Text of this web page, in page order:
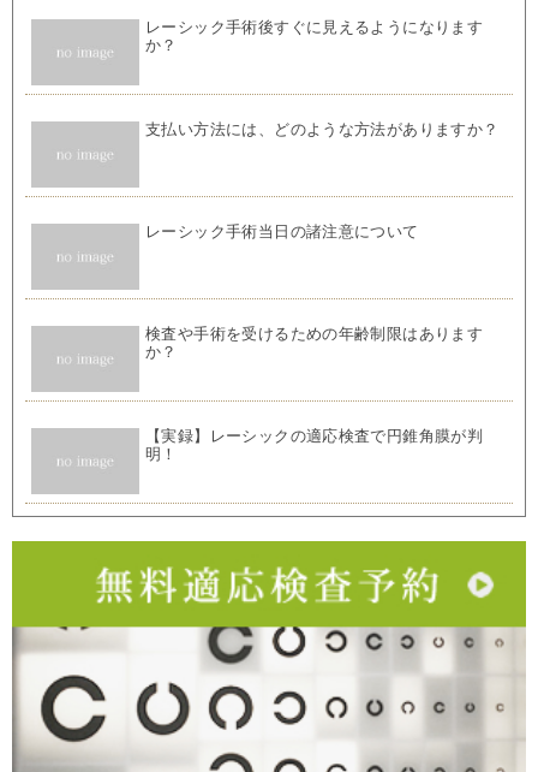
レーシック手術後すぐに見えるようになります
か？
支払い方法には、どのような方法がありますか？
レーシック手術当日の諸注意について
検査や手術を受けるための年齢制限はあります
か？
【実録】レーシックの適応検査で円錐角膜が判
明！